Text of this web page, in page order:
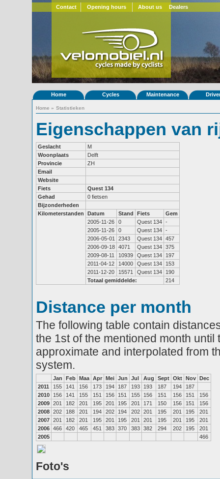
Contact Opening hours About us Dealers
Home Cycles Maintenance
Home » Statistieken
Eigenschappen van
Geslacht
M
Woonplaats
Delft
Provincie
ZH
Email
Website
Fiets
Quest 134
Gehad
0 fietsen
Bijzonderheden
Kilometerstanden
Datum Stand Fiets
Gem
2005-11-26
0 Quest 134 -
2005-11-26
0 Quest 134 -
2006-05-01
2343 Quest 134 457
2006-09-18 4071 Quest 134 375
2009-08-11
10939 Quest 134
197
2011-04-12
14000 Quest 134
153
2011-12-20
15571 Quest 134
190
Totaal gemiddelde:
214
Distance per month
The following table contain
the 1st of the mentioned month
approximate and interpolated from
system.
Jan Feb Maa Apr Mei Jun Jul Aug Sept Okt Nov Dec
2011
155 141 156 173 194 187 193 193 187 194
187
2010
156 141 155 151 156 151 155 156 151 156 151
156
2009 201 182 201 195 201 195 201 171 150 156 151
156
2008 202 188 201 194 202 194 202 201 195 201 195
201
2007 201 182 201 195 201 195 201 201 195 201 195
201
2006 466 420 465 451 383 370 383 382 294 202 195
201
2005
466
Foto's